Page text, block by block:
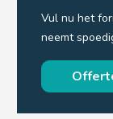
Vul nu het
neemt